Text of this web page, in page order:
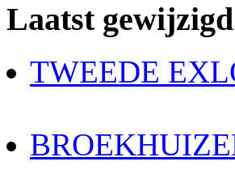
Laatst gewijzigd
TWEEDE